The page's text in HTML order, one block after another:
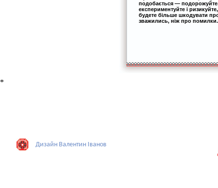
подобається —
експериментуйте і
будете більше шкодувати
зважились, ніж про помилки.
*
Дизайн Валентин Iванов